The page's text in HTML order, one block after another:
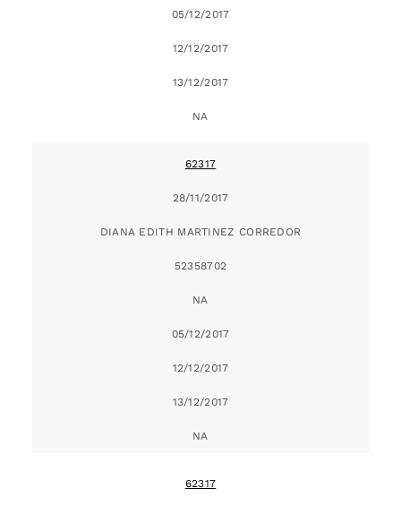
05/12/2017
12/12/2017
13/12/2017
NA
62317
28/11/2017
DIANA EDITH MARTINEZ CORREDOR
52358702
NA
05/12/2017
12/12/2017
13/12/2017
NA
62317